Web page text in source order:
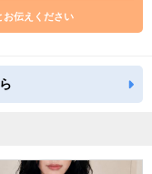
お伝えください